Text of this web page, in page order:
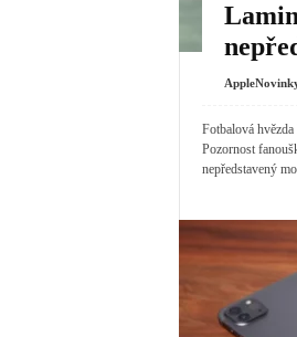
Fotbalová
Pozornost
nepředstavený